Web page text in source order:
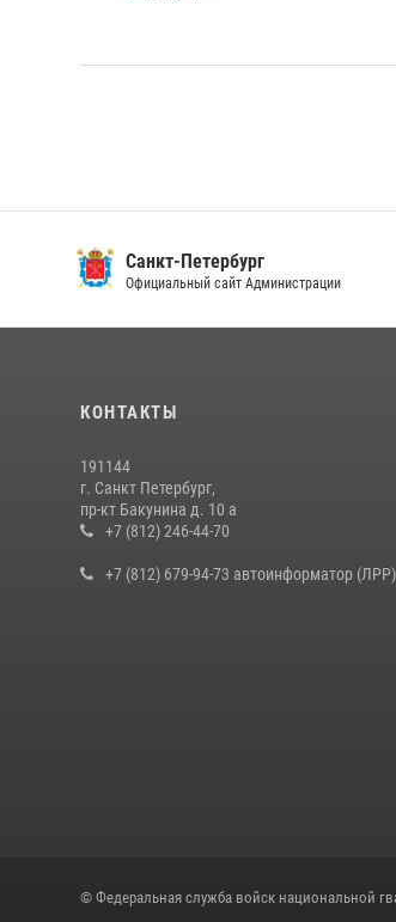
Санкт-Петербург
Официальный сайт Администрации
КОНТАКТЫ
191144
г. Санкт Петербург,
пр-кт Бакунина д. 10 а
+7 (812) 246-44-70
+7 (812) 679-94-73 автоинформатор (ЛРР)
© Федеральная служба войск национальной